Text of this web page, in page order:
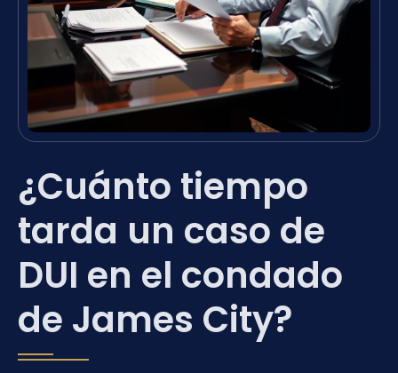
¿Cuánto tiempo
tarda un caso de
DUI en el condado
de James City?